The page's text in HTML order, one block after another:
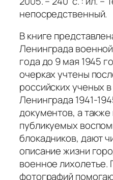
В книге
Ленинграда
года до 9 мая 1945
очерках учтены
российских ученых
Ленинграда 1941-
документов, а
публикуемых
блокадников, дают
описание жизни
военное лихолетье.
фотографий